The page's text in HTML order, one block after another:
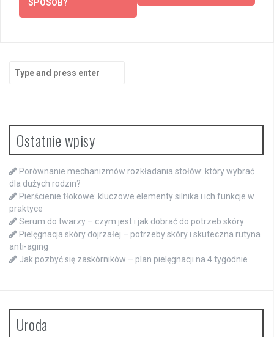
SPOSÓB?
Search
for:
Ostatnie wpisy
Porównanie mechanizmów rozkładania stołów: który wybrać
dla dużych rodzin?
Pierścienie tłokowe: kluczowe elementy silnika i ich funkcje w
praktyce
Serum do twarzy – czym jest i jak dobrać do potrzeb skóry
Pielęgnacja skóry dojrzałej – potrzeby skóry i skuteczna rutyna
anti-aging
Jak pozbyć się zaskórników – plan pielęgnacji na 4 tygodnie
Uroda